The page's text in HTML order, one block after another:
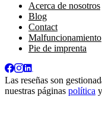
Acerca de nosotros
Blog
Contact
Malfuncionamiento
Pie de imprenta
Las reseñas son
nuestras páginas política y